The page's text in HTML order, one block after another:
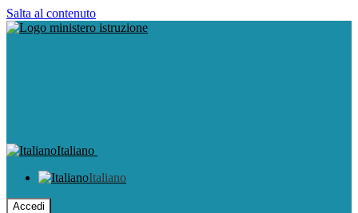
Salta al contenuto
Italiano
Italiano
Accedi